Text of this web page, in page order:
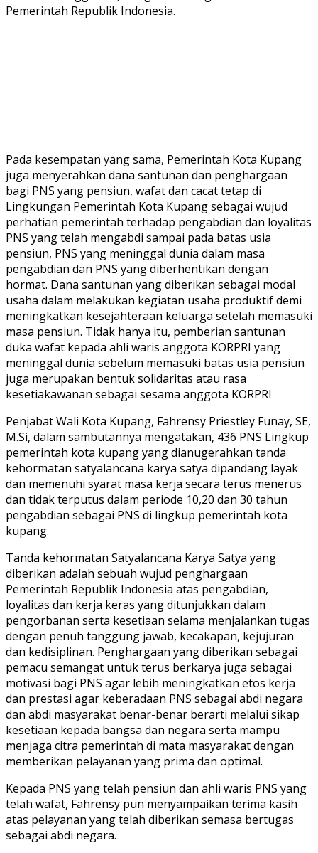
Pemerintah Republik Indonesia.
Pada kesempatan yang sama, Pemerintah Kota Kupang
juga menyerahkan dana santunan dan penghargaan
bagi PNS yang pensiun, wafat dan cacat tetap di
Lingkungan Pemerintah Kota Kupang sebagai wujud
perhatian pemerintah terhadap pengabdian dan loyalitas
PNS yang telah mengabdi sampai pada batas usia
pensiun, PNS yang meninggal dunia dalam masa
pengabdian dan PNS yang diberhentikan dengan
hormat. Dana santunan yang diberikan sebagai modal
usaha dalam melakukan kegiatan usaha produktif demi
meningkatkan kesejahteraan keluarga setelah memasuki
masa pensiun. Tidak hanya itu, pemberian santunan
duka wafat kepada ahli waris anggota KORPRI yang
meninggal dunia sebelum memasuki batas usia pensiun
juga merupakan bentuk solidaritas atau rasa
kesetiakawanan sebagai sesama anggota KORPRI
Penjabat Wali Kota Kupang, Fahrensy Priestley Funay, SE,
M.Si, dalam sambutannya mengatakan, 436 PNS Lingkup
pemerintah kota kupang yang dianugerahkan tanda
kehormatan satyalancana karya satya dipandang layak
dan memenuhi syarat masa kerja secara terus menerus
dan tidak terputus dalam periode 10,20 dan 30 tahun
pengabdian sebagai PNS di lingkup pemerintah kota
kupang.
Tanda kehormatan Satyalancana Karya Satya yang
diberikan adalah sebuah wujud penghargaan
Pemerintah Republik Indonesia atas pengabdian,
loyalitas dan kerja keras yang ditunjukkan dalam
pengorbanan serta kesetiaan selama menjalankan tugas
dengan penuh tanggung jawab, kecakapan, kejujuran
dan kedisiplinan. Penghargaan yang diberikan sebagai
pemacu semangat untuk terus berkarya juga sebagai
motivasi bagi PNS agar lebih meningkatkan etos kerja
dan prestasi agar keberadaan PNS sebagai abdi negara
dan abdi masyarakat benar-benar berarti melalui sikap
kesetiaan kepada bangsa dan negara serta mampu
menjaga citra pemerintah di mata masyarakat dengan
memberikan pelayanan yang prima dan optimal.
Kepada PNS yang telah pensiun dan ahli waris PNS yang
telah wafat, Fahrensy pun menyampaikan terima kasih
atas pelayanan yang telah diberikan semasa bertugas
sebagai abdi negara.